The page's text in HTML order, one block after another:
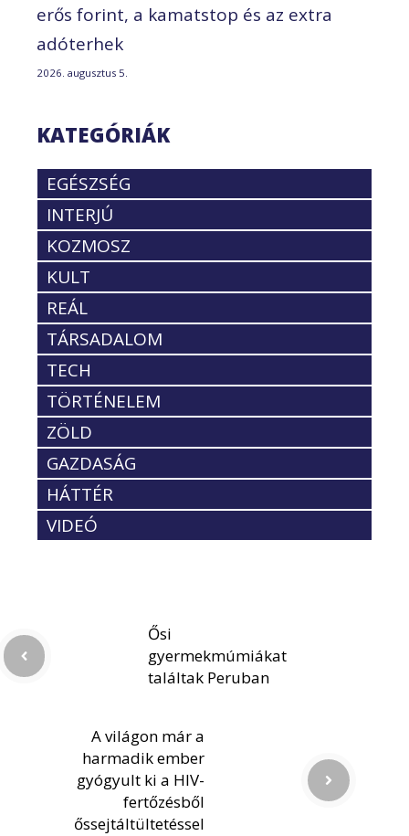
erős forint, a kamatstop és az extra
adóterhek
2026. augusztus 5.
KATEGÓRIÁK
EGÉSZSÉG
INTERJÚ
KOZMOSZ
KULT
REÁL
TÁRSADALOM
TECH
TÖRTÉNELEM
ZÖLD
GAZDASÁG
HÁTTÉR
VIDEÓ
Ősi
gyermekmúmiákat
találtak Peruban
A világon már a
harmadik ember
gyógyult ki a HIV-
fertőzésből
őssejtáltültetéssel